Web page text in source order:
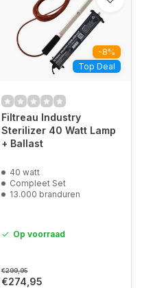
-8%
Top Deal
Filtreau Industry
Sterilizer 40 Watt Lamp
+ Ballast
40 watt
Compleet Set
13.000 branduren
Op voorraad
€299,95
€274,95